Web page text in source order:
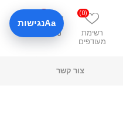
רשימת
מעודפים
(0)
₪0
צור קשר
Aaנגישות